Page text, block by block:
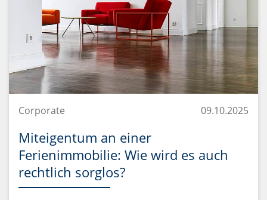
Corporate 09.10.2025
Miteigentum an einer
Ferienimmobilie: Wie wird es auch
rechtlich sorglos?